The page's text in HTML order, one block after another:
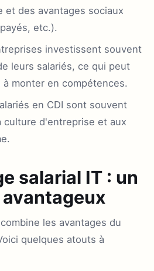
et des avantages sociaux
etc.).
investissent souvent
leurs salariés, ce qui peut
à monter en compétences.
en CDI sont souvent
culture d'entreprise et aux
salarial IT : un
les avantages du
quelques atouts à